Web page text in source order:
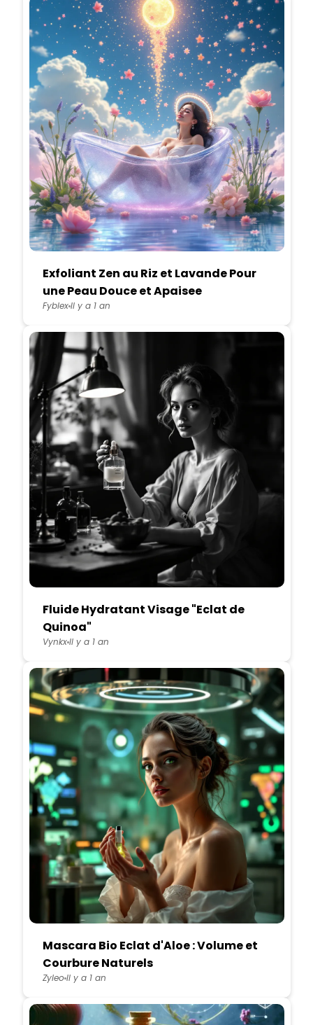
Exfoliant Zen au Riz et Lavande Pour
une Peau Douce et Apaisee
FyblexIl y a 1 an
Fluide Hydratant Visage "Eclat de
Quinoa"
VynkxIl y a 1 an
Mascara Bio Eclat d'Aloe : Volume et
Courbure Naturels
ZyleoIl y a 1 an